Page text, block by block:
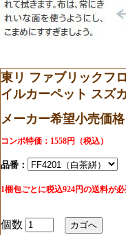
東リ ファブリックフ
イルカーペット スズ
メーカー希望小売価
コンポ特価：1558円（税込）
品番：
1梱包ごとに税込924円の送料が
個数